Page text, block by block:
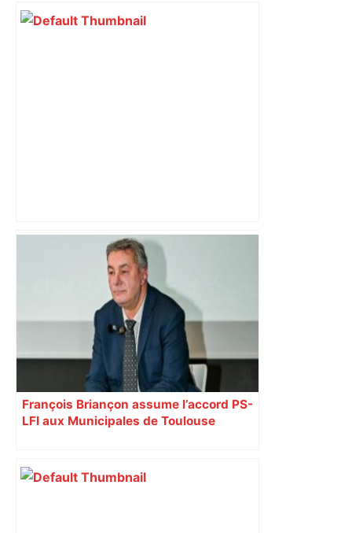
EN DIRECT – Toulon-Toulouse : Antoine
Dupont et les Toulousains doivent se
relancer au Vélodrome – Le Figaro
François Briançon assume l’accord PS-
LFI aux Municipales de Toulouse